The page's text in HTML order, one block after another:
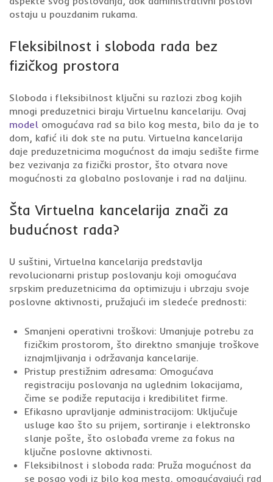
ostaju u pouzdanim rukama.
Fleksibilnost i sloboda rada bez
fizičkog prostora
Sloboda i fleksibilnost ključni su razlozi zbog kojih
mnogi preduzetnici biraju Virtuelnu kancelariju. Ovaj
model omogućava rad sa bilo kog mesta, bilo da je to
dom, kafić ili dok ste na putu. Virtuelna kancelarija
daje preduzetnicima mogućnost da imaju sedište firme
bez vezivanja za fizički prostor, što otvara nove
mogućnosti za globalno poslovanje i rad na daljinu.
Šta Virtuelna kancelarija znači za
budućnost rada?
U suštini, Virtuelna kancelarija predstavlja
revolucionarni pristup poslovanju koji omogućava
srpskim preduzetnicima da optimizuju i ubrzaju svoje
poslovne aktivnosti, pružajući im sledeće prednosti:
Smanjeni operativni troškovi: Umanjuje potrebu za
fizičkim prostorom, što direktno smanjuje troškove
iznajmljivanja i održavanja kancelarije.
Pristup prestižnim adresama: Omogućava
registraciju poslovanja na uglednim lokacijama,
čime se podiže reputacija i kredibilitet firme.
Efikasno upravljanje administracijom: Uključuje
usluge kao što su prijem, sortiranje i elektronsko
slanje pošte, što oslobađa vreme za fokus na
ključne poslovne aktivnosti.
Fleksibilnost i sloboda rada: Pruža mogućnost da
se posao vodi iz bilo kog mesta, omogućavajući rad